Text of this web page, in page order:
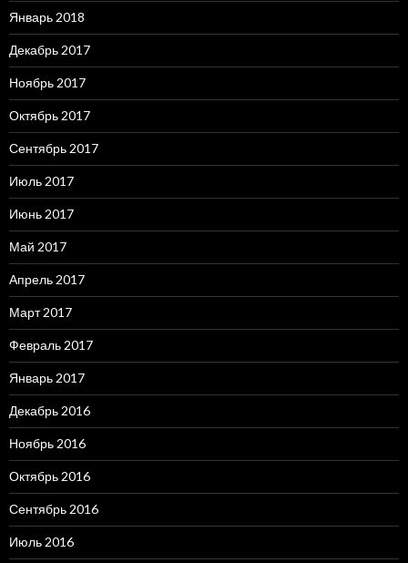
Январь 2018
Декабрь 2017
Ноябрь 2017
Октябрь 2017
Сентябрь 2017
Июль 2017
Июнь 2017
Май 2017
Апрель 2017
Март 2017
Февраль 2017
Январь 2017
Декабрь 2016
Ноябрь 2016
Октябрь 2016
Сентябрь 2016
Июль 2016